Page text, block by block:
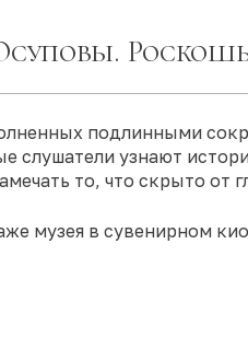
Роскошь
подлинными
слушатели узнают
то, что скрыто от
музея в сувенирном